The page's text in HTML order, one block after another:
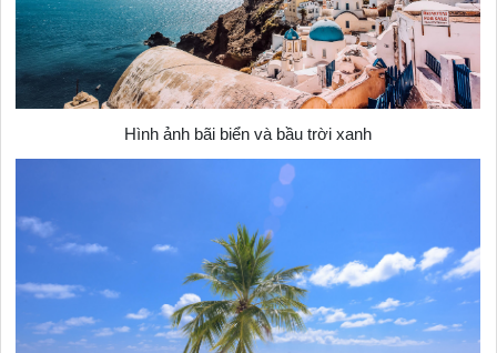
Hình ảnh bãi biển và bầu trời xanh